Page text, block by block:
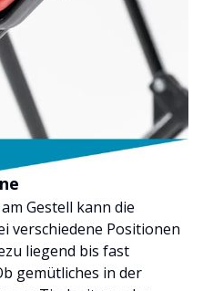
Gestell kann die
verschiedene Positionen
liegend bis fast
gemütliches in der